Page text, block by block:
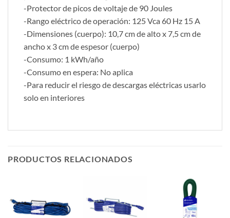
-Protector de picos de voltaje de 90 Joules
-Rango eléctrico de operación: 125 Vca 60 Hz 15 A
-Dimensiones (cuerpo): 10,7 cm de alto x 7,5 cm de
ancho x 3 cm de espesor (cuerpo)
-Consumo: 1 kWh/año
-Consumo en espera: No aplica
-Para reducir el riesgo de descargas eléctricas usarlo
solo en interiores
PRODUCTOS RELACIONADOS